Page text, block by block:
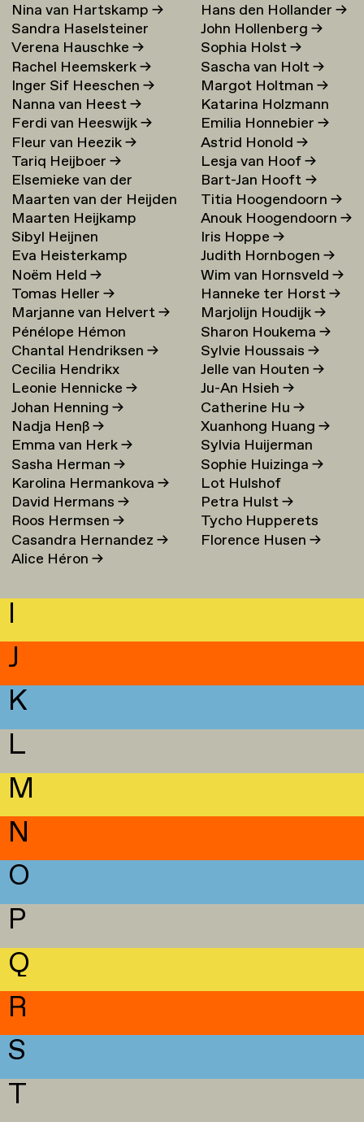
Nina van Hartskamp→
Sandra Haselsteiner
Verena Hauschke→
Rachel Heemskerk→
Inger Sif Heeschen→
Nanna van Heest→
Ferdi van Heeswijk→
Fleur van Heezik→
Tariq Heijboer→
Elsemieke van der
Heijden→
Maarten van der Heijden
→
Maarten Heijkamp
Sibyl Heijnen
Eva Heisterkamp
Noëm Held→
Tomas Heller→
Marjanne van Helvert→
Pénélope Hémon
Chantal Hendriksen→
Cecilia Hendrikx
Leonie Hennicke→
Johan Henning→
Nadja Henß→
Emma van Herk→
Sasha Herman→
Karolina Hermankova→
David Hermans→
Roos Hermsen→
Casandra Hernandez→
Alice Héron→
Hans den Hollander→
John Hollenberg→
Sophia Holst→
Sascha van Holt→
Margot Holtman→
Katarina Holzmann
Ekholm→
Emilia Honnebier→
Astrid Honold→
Lesja van Hoof→
Bart-Jan Hooft→
Titia Hoogendoorn→
Anouk Hoogendoorn→
Iris Hoppe→
Judith Hornbogen→
Wim van Hornsveld→
Hanneke ter Horst→
Marjolijn Houdijk→
Sharon Houkema→
Sylvie Houssais→
Jelle van Houten→
Ju-An Hsieh→
Catherine Hu→
Xuanhong Huang→
Sylvia Huijerman
Sophie Huizinga→
Lot Hulshof
Petra Hulst→
Tycho Hupperets
Florence Husen→
I
J
K
L
M
N
O
P
Q
R
S
T